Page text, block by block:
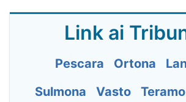
Link ai
Pescara Ortona
Sulmona
Vasto Teramo